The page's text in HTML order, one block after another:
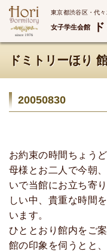
東京都渋谷区・代
女子学生会館
ドミトリーほり
20050830
お約束の時間ちょう
母様とお二人で今朝
いで当館にお立ち寄
しい中、貴重な時間
います。
ひととおり館内をご
館の印象を伺うとと、